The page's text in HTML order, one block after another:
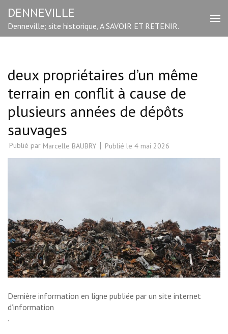
contenu
(Pressez
DENNEVILLE
Denneville; site historique, A SAVOIR ET RETENIR.
deux propriétaires d’un même
terrain en conflit à cause de
plusieurs années de dépôts
sauvages
Publié par Marcelle BAUBRY Publié le 4 mai 2026
Dernière information en ligne publiée par un site internet
d’information
.